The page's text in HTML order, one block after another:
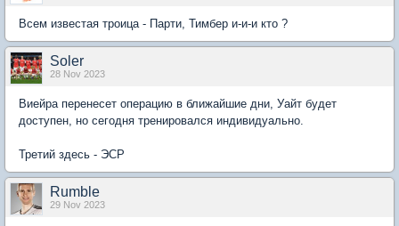
Всем известая троица - Парти, Тимбер и-и-и кто ?
Soler
28 Nov 2023
Виейра перенесет операцию в ближайшие дни, Уайт будет
доступен, но сегодня тренировался индивидуально.
Третий здесь - ЭСР
Rumble
29 Nov 2023